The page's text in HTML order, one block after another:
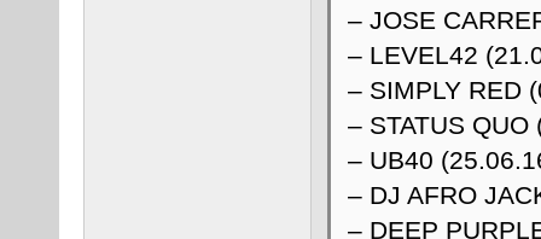
– JOSE
– LEVEL42
– SIMPLY RED
– STATUS QUO
– UB40
– DJ AFRO
– DEEP